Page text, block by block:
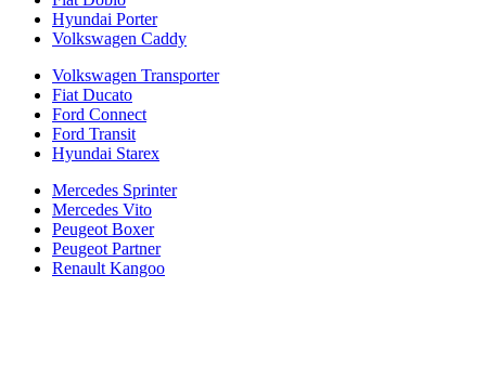
Hyundai Porter
Volkswagen Caddy
Volkswagen Transporter
Fiat Ducato
Ford Connect
Ford Transit
Hyundai Starex
Mercedes Sprinter
Mercedes Vito
Peugeot Boxer
Peugeot Partner
Renault Kangoo